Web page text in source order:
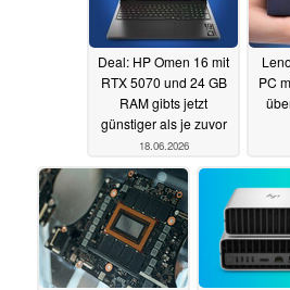
Deal: HP Omen 16 mit
RTX 5070 und 24 GB
RAM gibts jetzt
günstiger als je zuvor
18.06.2026
PC